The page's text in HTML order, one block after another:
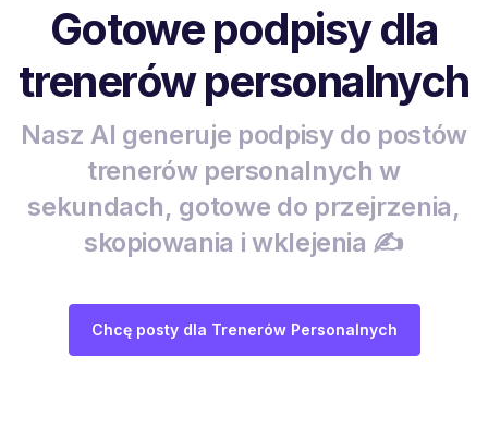
Gotowe podpisy dla
trenerów personalnych
Nasz AI generuje podpisy do postów
trenerów personalnych w
sekundach, gotowe do przejrzenia,
skopiowania i wklejenia ✍️
Chcę posty dla Trenerów Personalnych